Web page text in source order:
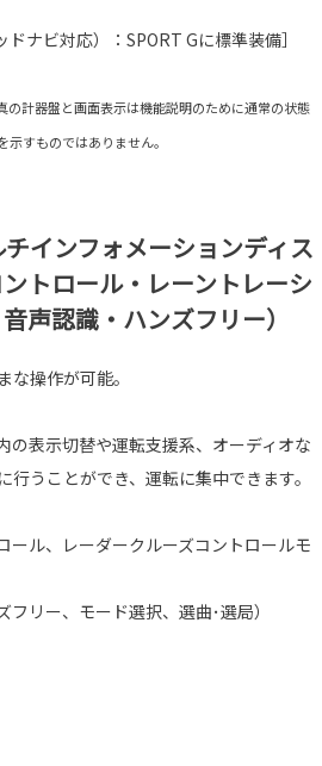
ナビ対応）：SPORT Gに標準装備］
計器盤と画面表示は機能説明のために通常の状態
すものではありません。
インフォメーションディス
トロール・レーントレーシ
声認識・ハンズフリー）
操作が可能。
の表示切替や運転支援系、オーディオな
うことができ、運転に集中できます。
ル、レーダークルーズコントロールモ
リー、モード選択、選曲･選局）